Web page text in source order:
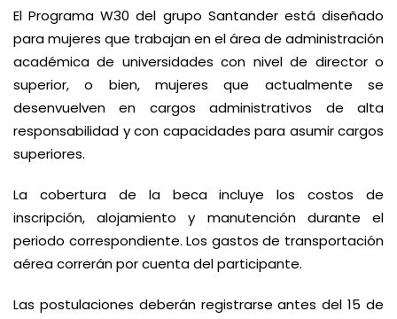
El Programa W30 del grupo Santander está diseñado
para mujeres que trabajan en el área de administración
académica de universidades con nivel de director o
superior, o bien, mujeres que actualmente se
desenvuelven en cargos administrativos de alta
responsabilidad y con capacidades para asumir cargos
superiores.
La cobertura de la beca incluye los costos de
inscripción, alojamiento y manutención durante el
periodo correspondiente. Los gastos de transportación
aérea correrán por cuenta del participante.
Las postulaciones deberán registrarse antes del 15 de